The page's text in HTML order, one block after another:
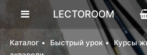
LECTOROOM
Каталог Быстрый урок Курсы